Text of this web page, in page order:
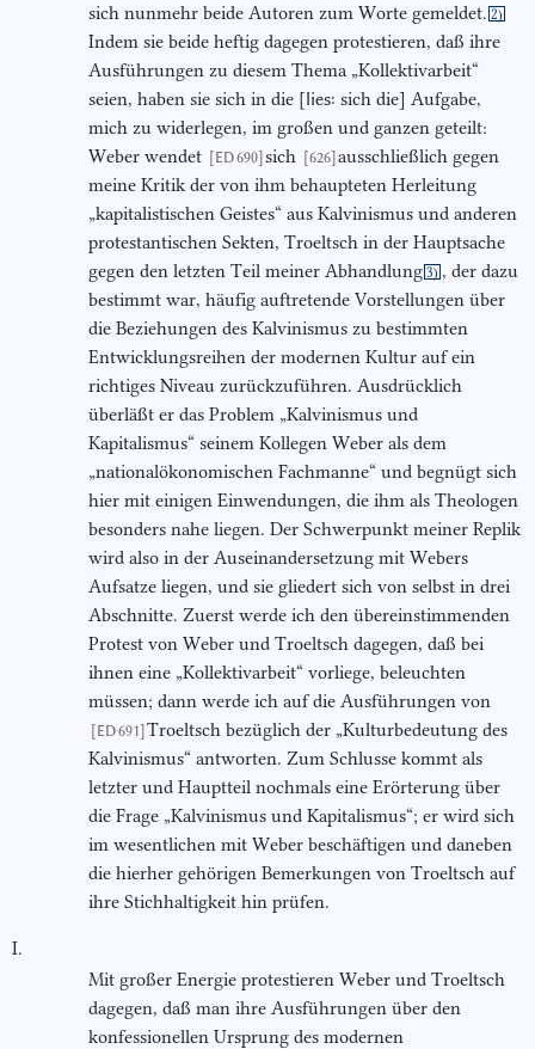
sich nunmehr beide Autoren zum Worte gemeldet. 2)
Indem sie beide heftig dagegen protestieren, daß ihre
Ausführungen zu diesem Thema „Kollektivarbeit“
seien, haben sie sich in die [lies: sich die] Aufgabe,
mich zu widerlegen, im großen und ganzen geteilt:
Weber wendet [ED 690] sich [626] ausschließlich gegen
meine Kritik der von ihm behaupteten Herleitung
„kapitalistischen Geistes“ aus Kalvinismus und anderen
protestantischen Sekten, Troeltsch in der Hauptsache
gegen den letzten Teil meiner Abhandlung 3) , der dazu
bestimmt war, häufig auftretende Vorstellungen über
die Beziehungen des Kalvinismus zu bestimmten
Entwicklungsreihen der modernen Kultur auf ein
richtiges Niveau zurückzuführen. Ausdrücklich
überläßt er das Problem „Kalvinismus und
Kapitalismus“ seinem Kollegen Weber als dem
„nationalökonomischen Fachmanne“ und begnügt sich
hier mit einigen Einwendungen, die ihm als Theologen
besonders nahe liegen. Der Schwerpunkt meiner Replik
wird also in der Auseinandersetzung mit Webers
Aufsatze liegen, und sie gliedert sich von selbst in drei
Abschnitte. Zuerst werde ich den übereinstimmenden
Protest von Weber und Troeltsch dagegen, daß bei
ihnen eine „Kollektivarbeit“ vorliege, beleuchten
müssen; dann werde ich auf die Ausführungen von
[ED 691] Troeltsch bezüglich der „Kulturbedeutung des
Kalvinismus“ antworten. Zum Schlusse kommt als
letzter und Hauptteil nochmals eine Erörterung über
die Frage „Kalvinismus und Kapitalismus“; er wird sich
im wesentlichen mit Weber beschäftigen und daneben
die hierher gehörigen Bemerkungen von Troeltsch auf
ihre Stichhaltigkeit hin prüfen.
I.
Mit großer Energie protestieren Weber und Troeltsch
dagegen, daß man ihre Ausführungen über den
konfessionellen Ursprung des modernen